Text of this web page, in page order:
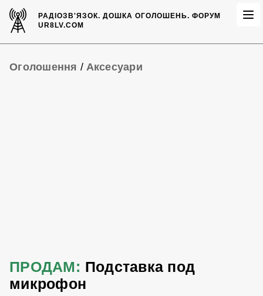
РАДІОЗВ'ЯЗОК.ДОШКА ОГОЛОШЕНЬ. ФОРУМ
UR8LV.COM
Оголошення / Аксесуари
ПРОДАМ: Подставка под
микрофон